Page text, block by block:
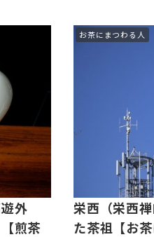
外
煎茶
お茶にまつわる人
栄西（栄西
た茶祖【お茶